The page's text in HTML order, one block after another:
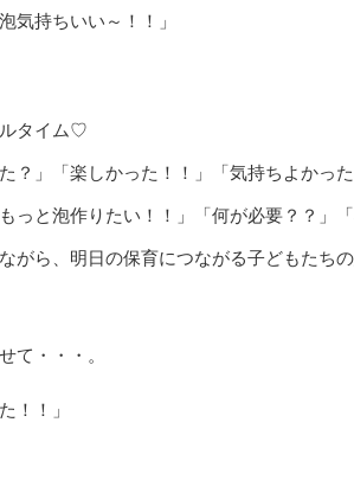
気持ちいい～！！」
タイム♡
？」「楽しかった！！」「気持ちよかった
っと泡作りたい！！」「何が必要？？」「
がら、明日の保育につながる子どもたち
て・・・。
！！」